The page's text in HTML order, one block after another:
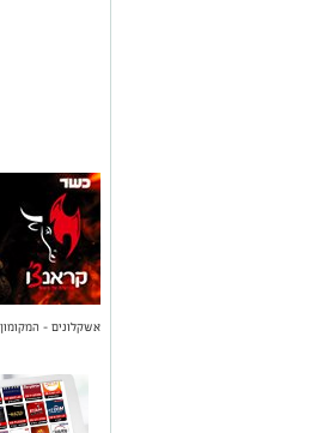
אשקלונים -